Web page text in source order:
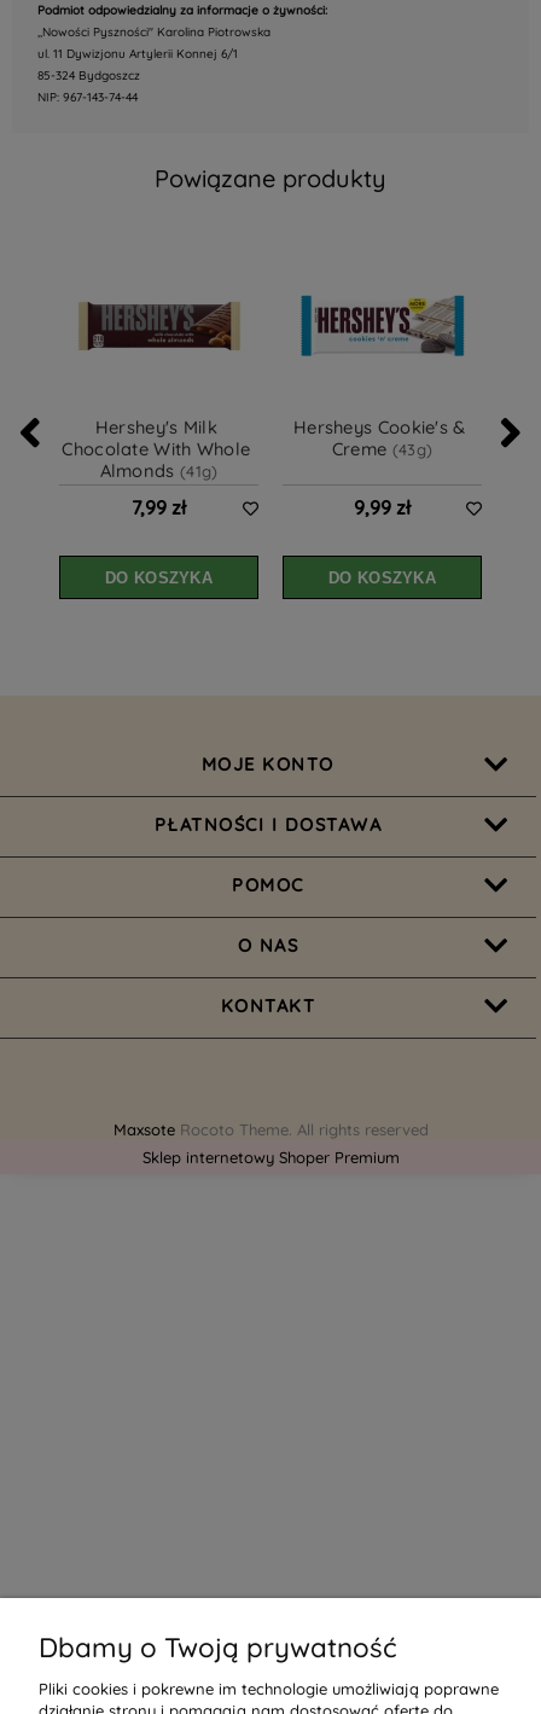
Podmiot odpowiedzialny za informacje o żywności:
,,Nowości Pyszności" Karolina Piotrowska
ul. 11 Dywizjonu Artylerii Konnej 6/1
85-324 Bydgoszcz
NIP: 967-143-74-44
Powiązane produkty
Hershey's Milk
Chocolate With Whole
Almonds (41g)
7,99 zł
DO KOSZYKA
Hersheys Cookie's &
Creme (43g)
9,99 zł
DO KOSZYKA
MOJE KONTO
PŁATNOŚCI I DOSTAWA
POMOC
O NAS
KONTAKT
MaxsoteRocoto Theme. All rights reserved
Sklep internetowy Shoper Premium
Dbamy o Twoją prywatność
Pliki cookies i pokrewne im technologie umożliwiają poprawne